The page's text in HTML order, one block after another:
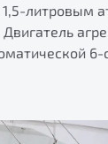
1,5-